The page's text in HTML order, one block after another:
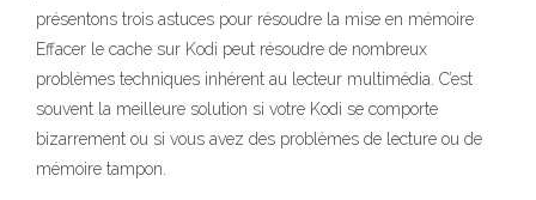
présentons trois astuces pour résoudre la mise en mémoire
Effacer le cache sur Kodi peut résoudre de nombreux
problèmes techniques inhérent au lecteur multimédia. C’est
souvent la meilleure solution si votre Kodi se comporte
bizarrement ou si vous avez des problèmes de lecture ou de
mémoire tampon.